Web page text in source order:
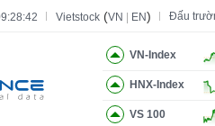
Vietstock (VN EN) Đấu
VN-Index
HNX-Index
VS 100
Ngành Mã chứng khoán